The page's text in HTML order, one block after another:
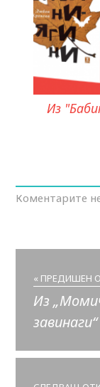
Из
Коментарите
« ПРЕДИШЕН
Из